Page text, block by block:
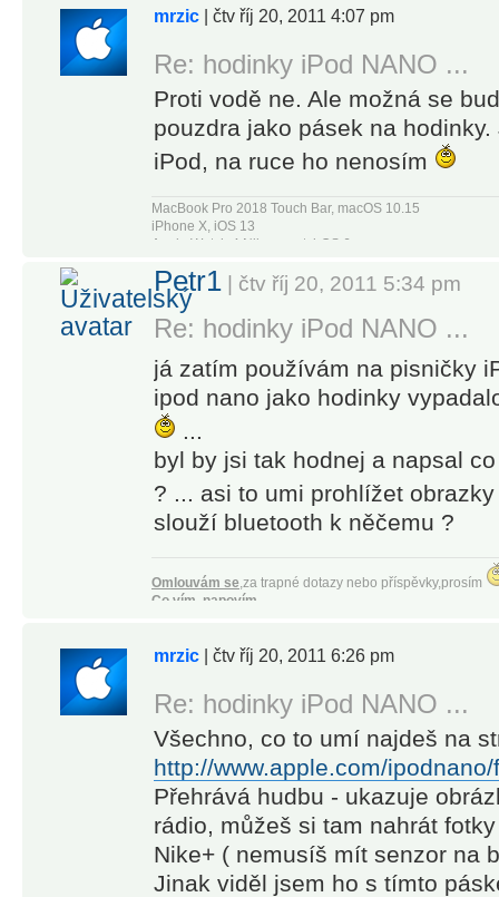
ASUS G55V| WIN7
mrzic | čtv říj 20, 2011 4:07 pm
Re: hodinky iPod NANO ...
Proti vodě ne. Ale možná se
pouzdra jako pásek na
iPod, na ruce ho nenosím
MacBook Pro 2018 Touch Bar, macOS 10.15
iPhone X, iOS 13
Apple Watch 4 Nike+, watchOS 6
Petr1 | čtv říj 20, 2011 5:34 pm
Re: hodinky iPod NANO ...
já zatím používám na pisničky
ipod nano jako hodinky
...
byl by jsi tak hodnej a napsal
? ... asi to umi prohlížet
slouží bluetooth k něčemu ?
Omlouvám se,za trapné dotazy nebo příspěvky,prosím
Co vím, napovím.
[iPhone 5 black 16GB |iOS 8.1|JB|02|Monster beats tours
mrzic | čtv říj 20, 2011 6:26 pm
Re: hodinky iPod NANO ...
Všechno, co to umí najdeš na
http://www.apple.com/
Přehrává hudbu - ukazuje
rádio, můžeš si tam nahrát
Nike+ ( nemusíš mít senzor na
Jinak viděl jsem ho s tímto